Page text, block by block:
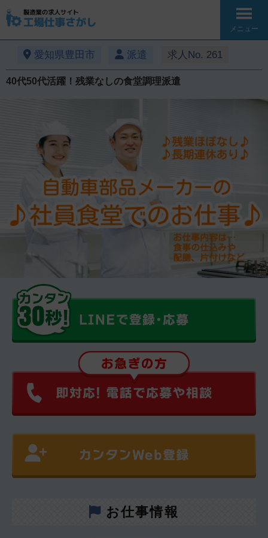
メニュー
愛知県豊田市 派遣 求人No. 261
40代50代活躍！残業なしの食堂調理派遣
お仕事情報